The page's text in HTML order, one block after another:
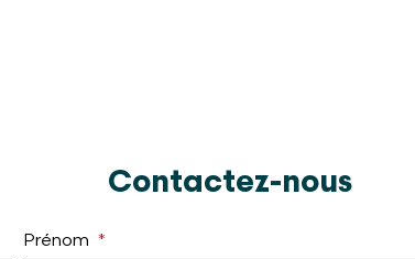
Contactez-nous
Prénom